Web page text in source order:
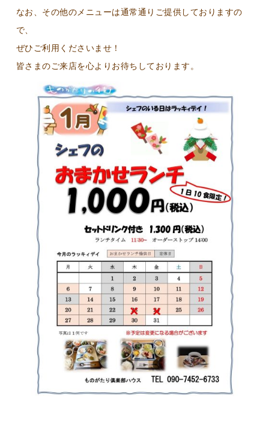
なお、その他のメニューは通常通りご提供しておりますの
で、
ぜひご利用くださいませ！
皆さまのご来店を心よりお待ちしております。